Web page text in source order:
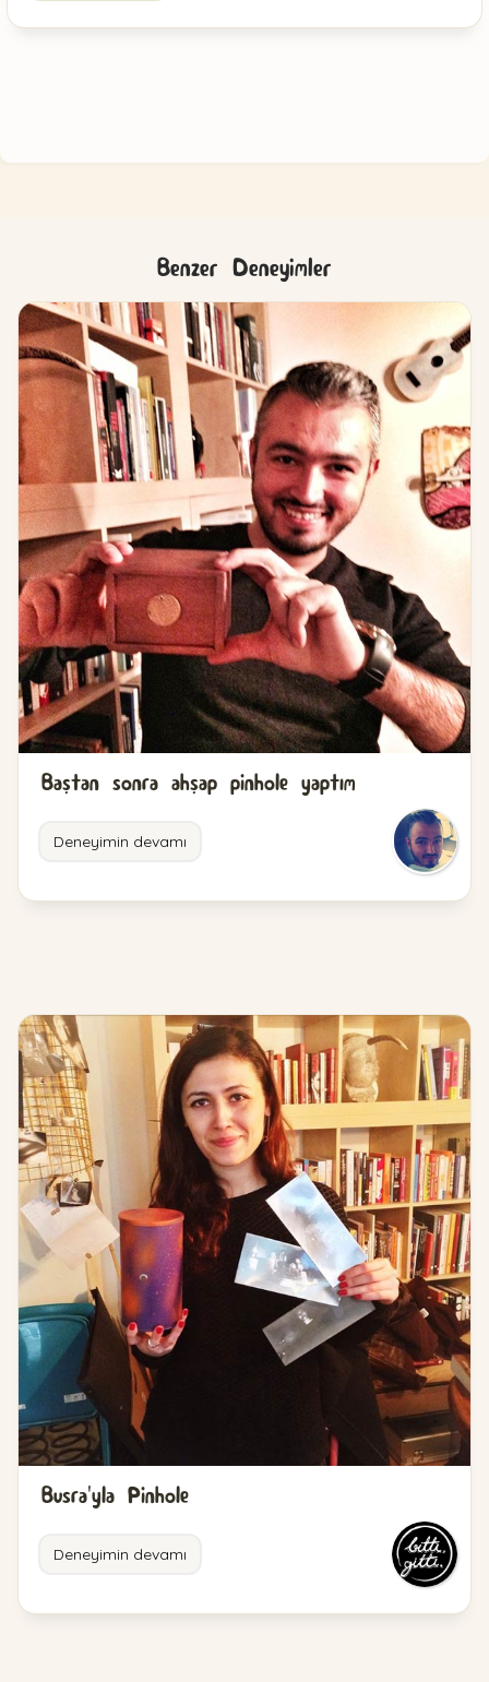
Benzer Deneyimler
Baştan sonra ahşap pinhole yaptım
Deneyimin devamı
Busra'yla Pinhole
Deneyimin devamı